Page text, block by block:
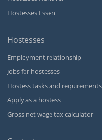
Hostesses Essen
Hostesses
Employment relationship
Jobs for hostesses
Hostess tasks and requirements
Apply as a hostess
Gross-net wage tax calculator